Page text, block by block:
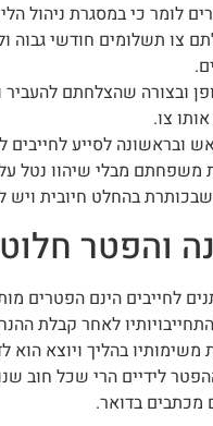
לומר כי במסגרת ניהול
צו תשלומים חודשי גבוה
ובצורה שהצלחתם
צו.
ובראשונה לסייע לחייבים
משפחתם מבלי שיהוו נטל
בהחלט חיובית ויש
והפטר חלוט
לחייבים הינם הפטרים
לאחר קבלת
בהליך ויוצא הוא
לידיים הרי שכל חוב
בדואר.